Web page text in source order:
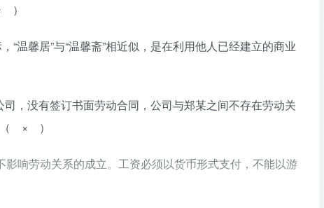
）
“温馨居”与“温馨斋”相近似，是在利用他人已经建立的商业
司，没有签订书面劳动合同，公司与郑某之间不存在劳动关
（ × ）
响劳动关系的成立。工资必须以货币形式支付，不能以游